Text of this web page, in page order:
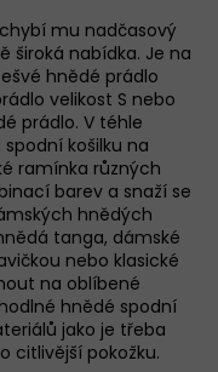
mu nadčasový
široká nabídka. Je na
hnědé prádlo
velikost S nebo
prádlo. V téhle
košilku na
ramínka různých
barev a snaží se
hnědých
tanga, dámské
nebo klasické
na oblíbené
hnědé spodní
jako je třeba
citlivější pokožku.